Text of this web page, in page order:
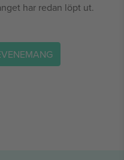
har redan löpt ut.